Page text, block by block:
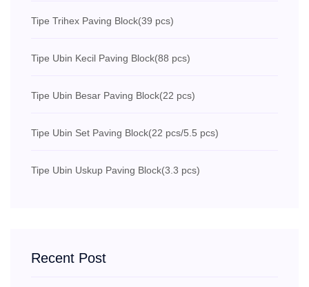
Tipe Trihex Paving Block(39 pcs)
Tipe Ubin Kecil Paving Block(88 pcs)
Tipe Ubin Besar Paving Block(22 pcs)
Tipe Ubin Set Paving Block(22 pcs/5.5 pcs)
Tipe Ubin Uskup Paving Block(3.3 pcs)
Recent Post